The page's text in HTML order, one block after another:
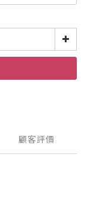
顧客評價